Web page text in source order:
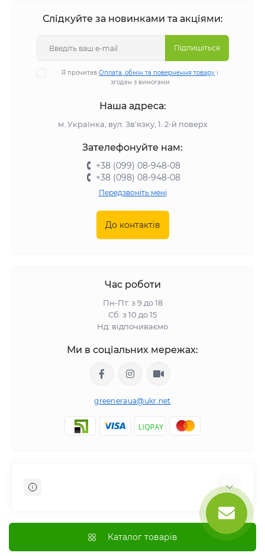
Слідкуйте за новинками та акціями:
Підпишіться
Я прочитав Оплата, обмін та повернення товару і
згоден з вимогами
Наша адреса:
м. Українка, вул. Зв'язку, 1. 2-й поверх
Зателефонуйте нам:
+38 (099) 08-948-08
+38 (098) 08-948-08
Передзвоніть мені
До контактів
Час роботи
Пн-Пт: з 9 до 18
Сб: з 10 до 15
Нд: відпочиваємо
Ми в соціальних мережах:
greeneraua@ukr.net
Оплата
Каталог товарів